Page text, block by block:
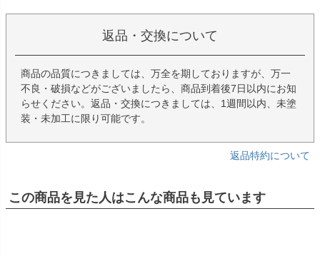
返品・交換について
商品の品質につきましては、万全を期しておりますが、万一
不良・破損などがございましたら、商品到着後7日以内にお知
らせください。返品・交換につきましては、1週間以内、未塗
装・未加工に限り可能です。
返品特約について
この商品を見た人はこんな商品も見ています